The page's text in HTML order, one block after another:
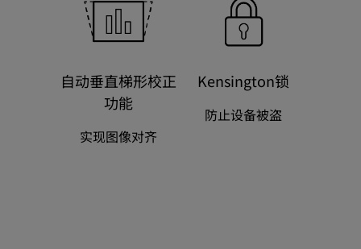
自动垂直梯形校正
功能
实现图像对齐
Kensington锁
防止设备被盗